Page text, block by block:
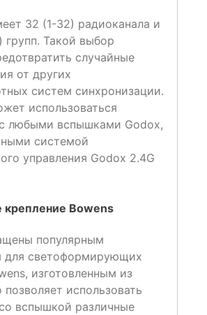
32 (1-32) радиоканала и
групп. Такой выбор
случайные
от других
систем синхронизации.
использоваться
любыми вспышками Godox,
системой
управления Godox 2.4G
крепление Bowens
популярным
для светоформирующих
изготовленным из
использовать
вспышкой различные